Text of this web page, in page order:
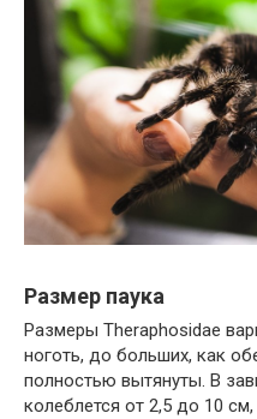
Размер паука
Размеры Theraphosidae
ноготь, до больших, как
полностью вытянуты. В
колеблется от 2,5 до 10